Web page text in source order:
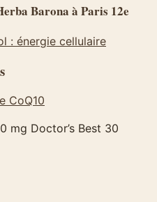
Barona à Paris 12e
: énergie cellulaire
CoQ10
mg Doctor’s Best 30